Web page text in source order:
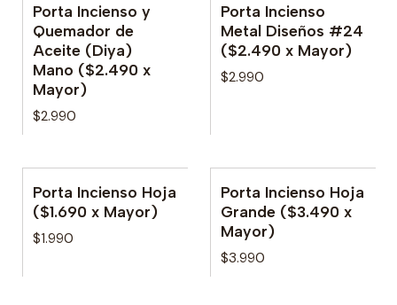
Porta Incienso y
Quemador de
Aceite (Diya)
Mano ($2.490 x
Mayor)
$2.990
No disponible
Porta Incienso
Metal Diseños #24
($2.490 x Mayor)
$2.990
Porta Incienso Hoja
($1.690 x Mayor)
$1.990
Porta Incienso Hoja
Grande ($3.490 x
Mayor)
$3.990